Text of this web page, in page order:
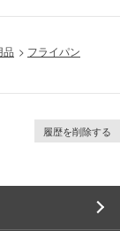
品 > フライパン
履歴を削除する